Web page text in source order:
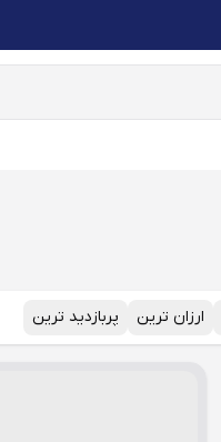
ارزان ترین پربازدید ترین